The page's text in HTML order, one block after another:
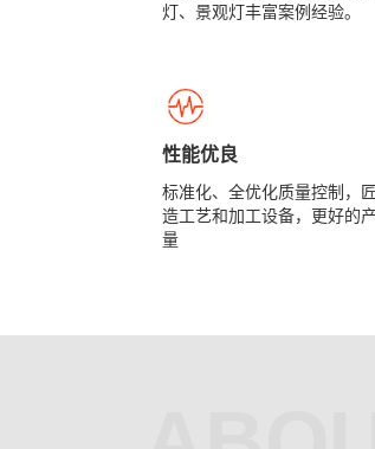
灯、景观灯丰富案例经验。
性能优良
标准化、全优化质量控制，
造工艺和加工设备，更好的
量